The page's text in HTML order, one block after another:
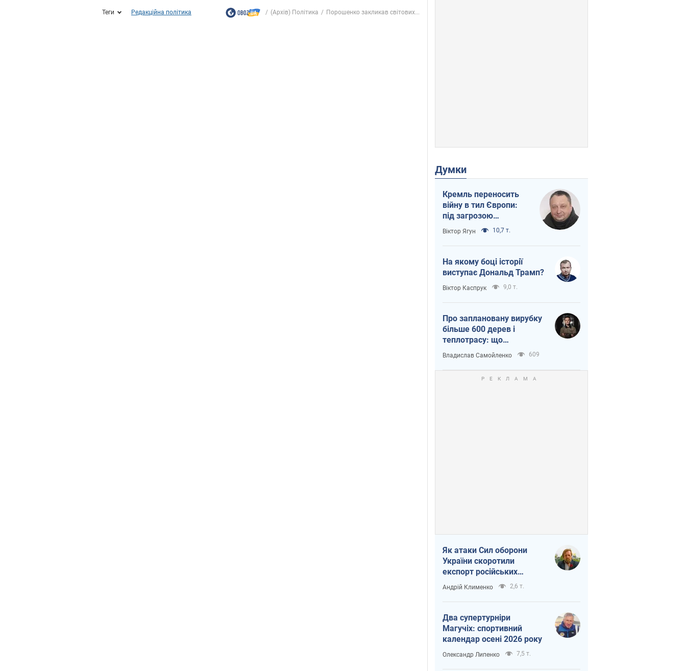
Теги Редакційна політика (Архів) Політика Порошенко закликав світових...
Думки
Кремль переносить
війну в тил Європи:
під загрозою
критична логістика
Віктор Ягун 10,7 т.
На якому боці історії
виступає Дональд Трамп?
Віктор Каспрук 9,0 т.
Про заплановану вирубку
більше 600 дерев і
теплотрасу: що
відбувається на Теремках
у Києві
Владислав Самойленко 609
Як атаки Сил оборони
України скоротили
експорт російських
нафтопродуктів
Андрій Клименко 2,6 т.
Два супертурніри
Магучіх: спортивний
календар осені 2026 року
Олександр Липенко 7,5 т.